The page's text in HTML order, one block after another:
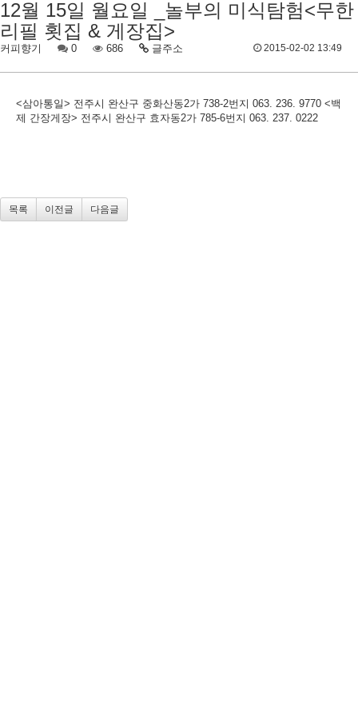
12월 15일 월요일 _놀부의 미식탐험<무한
리필 횟집 & 게장집>
커피향기 0 686 글주소 2015-02-02 13:49
<삼아통일> 전주시 완산구 중화산동2가 738-2번지 063. 236. 9770 <백
제 간장게장> 전주시 완산구 효자동2가 785-6번지 063. 237. 0222
목록 이전글 다음글